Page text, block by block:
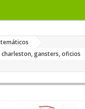
charleston, gansters, oficios